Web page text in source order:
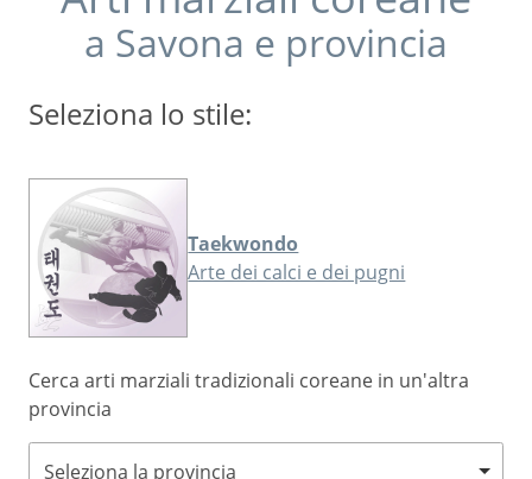
a Savona e provincia
Seleziona lo stile:
Taekwondo
Arte dei calci e dei pugni
Cerca arti marziali tradizionali coreane in un'altra
provincia
Seleziona la provincia